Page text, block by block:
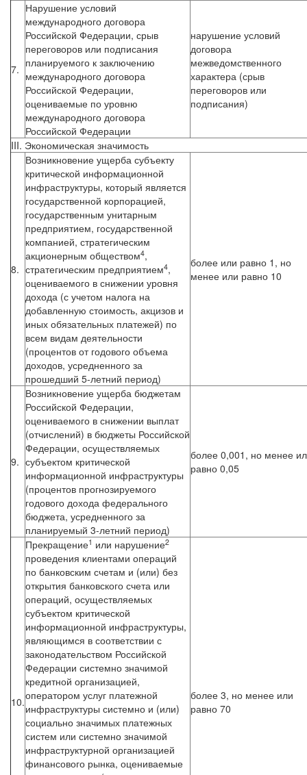
7.
Нарушение условий
международного договора
Российской Федерации, срыв
переговоров или подписания
планируемого к заключению
международного договора
Российской Федерации,
оцениваемые по уровню
международного договора
Российской Федерации
нарушение условий
договора
межведомственного
характера (срыв
переговоров или
подписания)
III. Экономическая значимость
8.
Возникновение ущерба субъекту
критической информационной
инфраструктуры, который является
государственной корпорацией,
государственным унитарным
предприятием, государственной
компанией, стратегическим
акционерным обществом4,
стратегическим предприятием4,
оцениваемого в снижении уровня
дохода (с учетом налога на
добавленную стоимость, акцизов и
иных обязательных платежей) по
всем видам деятельности
(процентов от годового объема
доходов, усредненного за
прошедший 5-летний период)
более или равно 1, но
менее или равно 10
9.
Возникновение ущерба бюджетам
Российской Федерации,
оцениваемого в снижении выплат
(отчислений) в бюджеты Российской
Федерации, осуществляемых
субъектом критической
информационной инфраструктуры
(процентов прогнозируемого
годового дохода федерального
бюджета, усредненного за
планируемый 3-летний период)
более 0,001, но менее
равно 0,05
10.
Прекращение1 или нарушение2
проведения клиентами операций
по банковским счетам и (или) без
открытия банковского счета или
операций, осуществляемых
субъектом критической
информационной инфраструктуры,
являющимся в соответствии с
законодательством Российской
Федерации системно значимой
кредитной организацией,
оператором услуг платежной
инфраструктуры системно и (или)
социально значимых платежных
систем или системно значимой
инфраструктурной организацией
финансового рынка, оцениваемые
более 3, но менее или
равно 70